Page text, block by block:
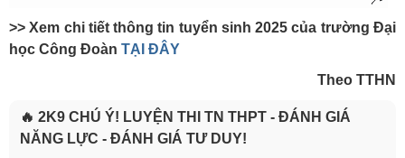
>> Xem chi tiết thông tin tuyển sinh 2025 của trường Đại
học Công Đoàn TẠI ĐÂY
Theo TTHN
🔥 2K9 CHÚ Ý! LUYỆN THI TN THPT - ĐÁNH GIÁ
NĂNG LỰC - ĐÁNH GIÁ TƯ DUY!